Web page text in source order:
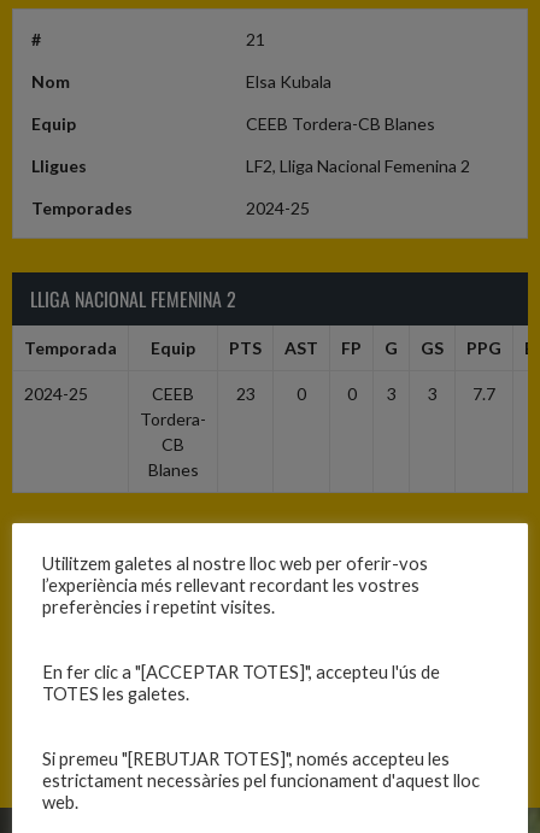
# 21
Nom Elsa Kubala
Equip CEEB Tordera-CB Blanes
Lligues LF2, Lliga Nacional Femenina 2
Temporades 2024-25
LLIGA NACIONAL FEMENINA 2
Temporada Equip PTS AST FP G GS PPG
2024-25
CEEB
Tordera-
CB
Blanes
23 0 0 3 3 7.7
LF2
Temporada Equip PTS
Tordera-
CB
Utilitzem galetes al nostre lloc web per oferir-vos
l’experiència més rellevant recordant les vostres
preferències i repetint visites.
En fer clic a "[ACCEPTAR TOTES]", accepteu l'ús de
TOTES les galetes.
Si premeu "[REBUTJAR TOTES]", només accepteu les
estrictament necessàries pel funcionament d'aquest lloc
web.